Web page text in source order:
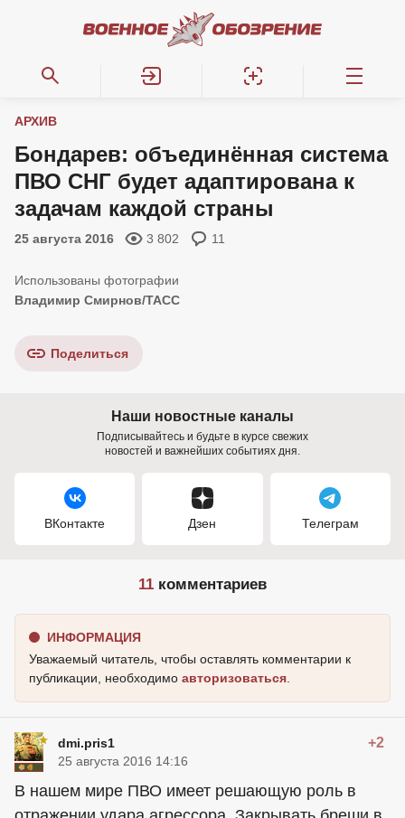
АРХИВ
Бондарев: объединённая система
ПВО СНГ будет адаптирована к
задачам каждой страны
25 августа 2016 3 802 11
Владимир Смирнов/ТАСС
Поделиться
Наши новостные каналы
Подписывайтесь и будьте в курсе свежих
новостей и важнейших событиях дня.
ВКонтакте Дзен Телеграм
11 комментариев
ИНФОРМАЦИЯ
Уважаемый читатель, чтобы оставлять комментарии к
публикации, необходимо авторизоваться
dmi.pris1 +2
25 августа 2016 14:16
В нашем мире ПВО имеет решающую роль в